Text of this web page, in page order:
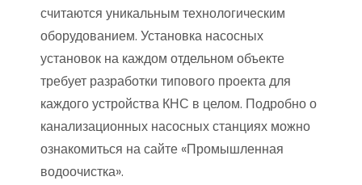
считаются уникальным технологическим
оборудованием. Установка насосных
установок на каждом отдельном объекте
требует разработки типового проекта для
каждого устройства КНС в целом. Подробно о
канализационных насосных станциях можно
ознакомиться на сайте «Промышленная
водоочистка».